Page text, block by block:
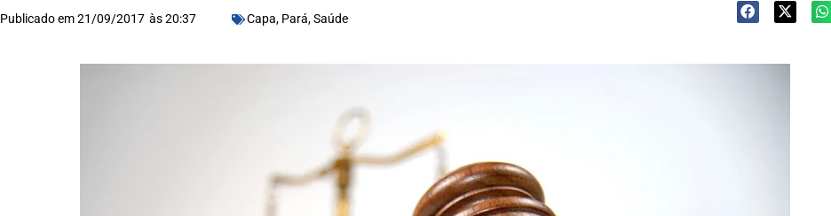
Publicado em21/09/2017 às20:37 Capa, Pará,Saúde